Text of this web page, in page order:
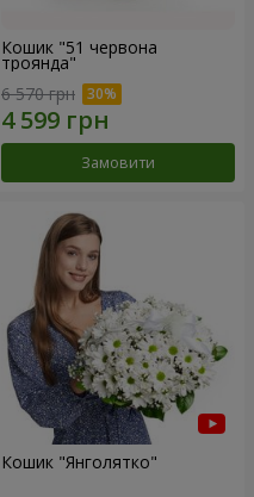
Кошик "51 червона
троянда"
6 570 грн
Замовити
Кошик "Янголятко"